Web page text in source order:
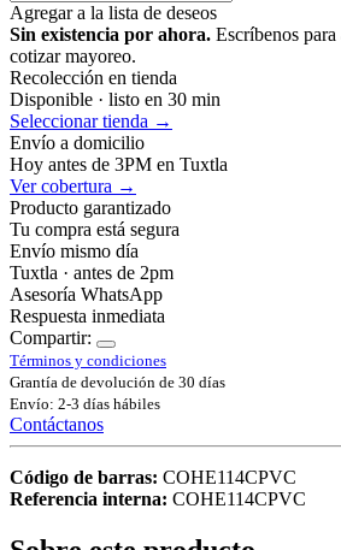
Agregar a la lista de deseos
Sin existencia por ahora. Escríbenos
cotizar mayoreo.
Recolección en tienda
Disponible · listo en 30 min
Seleccionar tienda →
Envío a domicilio
Hoy antes de 3PM en Tuxtla
Ver cobertura →
Producto garantizado
Tu compra está segura
Envío mismo día
Tuxtla · antes de 2pm
Asesoría WhatsApp
Respuesta inmediata
Compartir:
Términos y condiciones
Grantía de devolución de 30 días
Envío: 2-3 días hábiles
Contáctanos
Código de barras: COHE114CPVC
Referencia interna: COHE114CPVC